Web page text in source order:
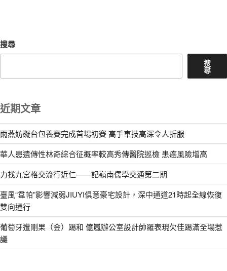
搜尋
搜
尋
近期文章
雨燕妨礙台包養賽完成首場初賽 高手車技高深令人折服
華人患遺傳性林奇綜合征概率較高秀傳醫院巡檢 患癌風險增高
力找九宮格交流行近仁——記嶺南儒學交通第二期
臺風“韋帕”影響減弱JIUYI俱意豪宅設計，深中通道21時起全線恢復
雙向通行
葡萄牙遭剛果（金）踢和 億嵐辦公室設計帥羅表現欠佳踢滿全場惹
議